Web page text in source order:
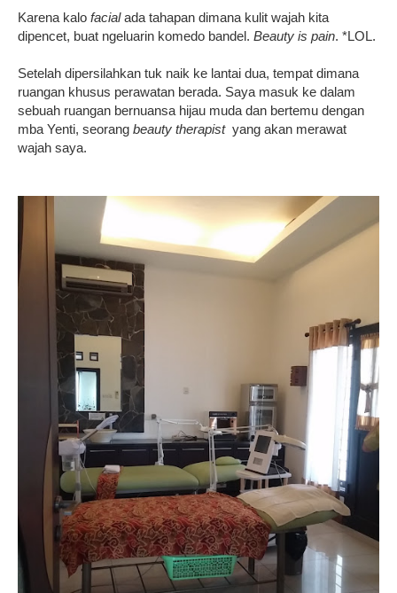
Karena kalo facialada tahapan dimana kulit wajah kita
dipencet, buat ngeluarin komedo bandel. Beauty is pain. *LOL.
Setelah dipersilahkan tuk naik ke lantai dua, tempat dimana
ruangan khusus perawatan berada. Saya masuk ke dalam
sebuah ruangan bernuansa hijau muda dan bertemu dengan
mba Yenti, seorang beauty therapistyang akan merawat
wajah saya.